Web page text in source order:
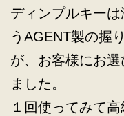
ディンプルキー
うAGENT製の握
が、お客様にお
ました。
１回使ってみて